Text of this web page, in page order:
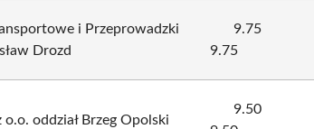
i Przeprowadzki
Drozd
9.75
9.75
oddział Brzeg Opolski
9.50